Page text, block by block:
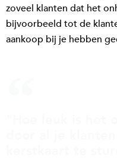
zoveel klanten dat het
bijvoorbeeld tot de
aankoop bij je hebben